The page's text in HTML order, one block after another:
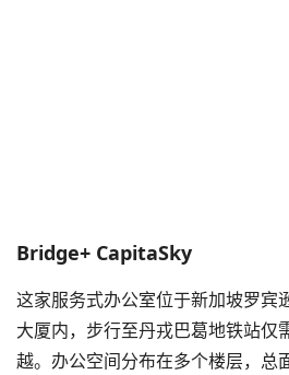
Bridge+ CapitaSky
这家服务式办公室位于新加坡罗宾
大厦内，步行至丹戎巴葛地铁站仅
越。办公空间分布在多个楼层，总